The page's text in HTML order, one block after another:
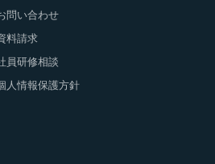
問い合わせ
料請求
員研修相談
人情報保護方針